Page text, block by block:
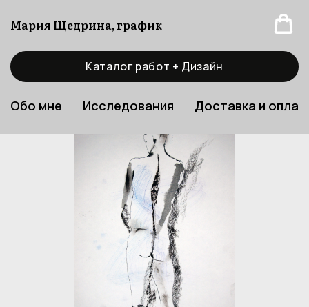
Мария Щедрина, график
Каталог работ + Дизайн
Обо мне Исследования Доставка и